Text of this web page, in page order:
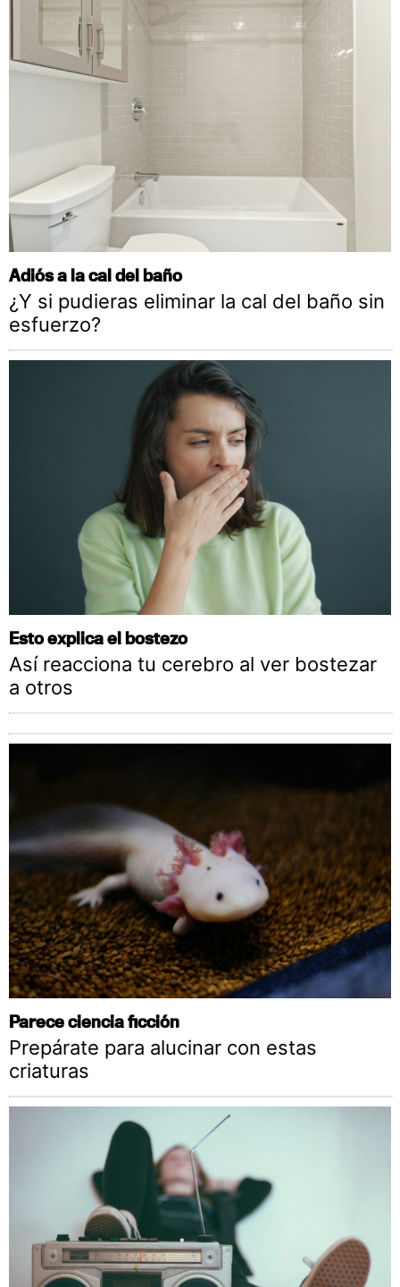
Adiós a la cal del baño
¿Y si pudieras eliminar la cal del baño sin
esfuerzo?
Esto explica el bostezo
Así reacciona tu cerebro al ver bostezar
a otros
Parece ciencia ficción
Prepárate para alucinar con estas
criaturas